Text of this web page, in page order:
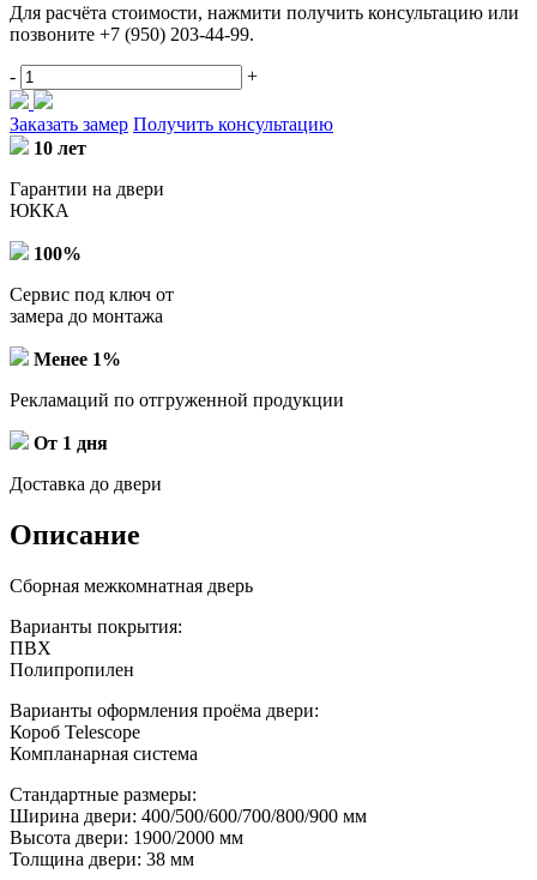
Для расчёта стоимости, нажмити получить консультацию или
позвоните +7 (950) 203-44-99.
- +
Заказать замер Получить консультацию
10 лет
Гарантии на двери
ЮККА
100%
Сервис под ключ от
замера до монтажа
Менее 1%
Рекламаций по отгруженной продукции
От 1 дня
Доставка до двери
Описание
Сборная межкомнатная дверь
Варианты покрытия:
ПВХ
Полипропилен
Варианты оформления проёма двери:
Короб Telescope
Компланарная система
Стандартные размеры:
Ширина двери: 400/500/600/700/800/900 мм
Высота двери: 1900/2000 мм
Толщина двери: 38 мм